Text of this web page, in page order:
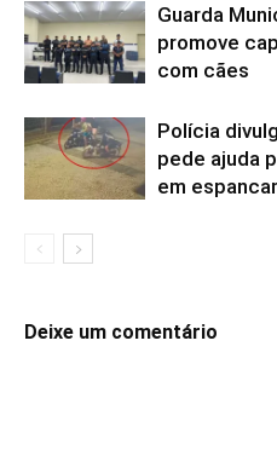
Guarda
promove
com cães
Polícia
pede ajuda
em
Deixe um comentário